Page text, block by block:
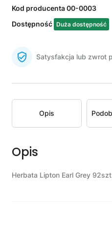
Kod producenta00-0003
Dostępność Duża dostępność
Satysfakcja lub zwrot
Opis
Opis
Herbata Lipton Earl Grey